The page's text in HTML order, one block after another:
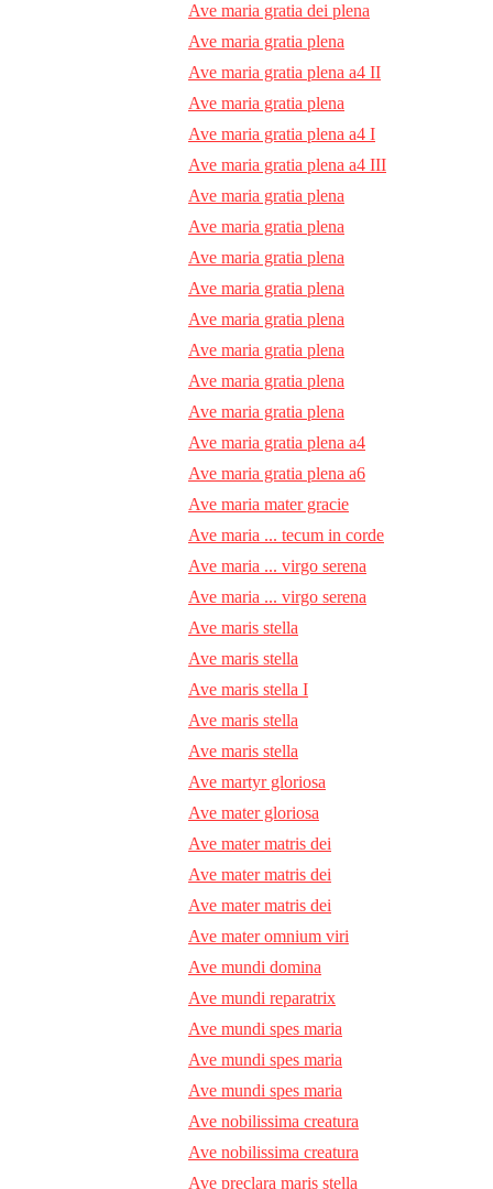
Ave maria gratia dei plena
Ave maria gratia plena
Ave maria gratia plena a4 II
Ave maria gratia plena
Ave maria gratia plena a4 I
Ave maria gratia plena a4 III
Ave maria gratia plena
Ave maria gratia plena
Ave maria gratia plena
Ave maria gratia plena
Ave maria gratia plena
Ave maria gratia plena
Ave maria gratia plena
Ave maria gratia plena
Ave maria gratia plena a4
Ave maria gratia plena a6
Ave maria mater gracie
Ave maria ... tecum in corde
Ave maria ... virgo serena
Ave maria ... virgo serena
Ave maris stella
Ave maris stella
Ave maris stella I
Ave maris stella
Ave maris stella
Ave martyr gloriosa
Ave mater gloriosa
Ave mater matris dei
Ave mater matris dei
Ave mater matris dei
Ave mater omnium viri
Ave mundi domina
Ave mundi reparatrix
Ave mundi spes maria
Ave mundi spes maria
Ave mundi spes maria
Ave nobilissima creatura
Ave nobilissima creatura
Ave preclara maris stella